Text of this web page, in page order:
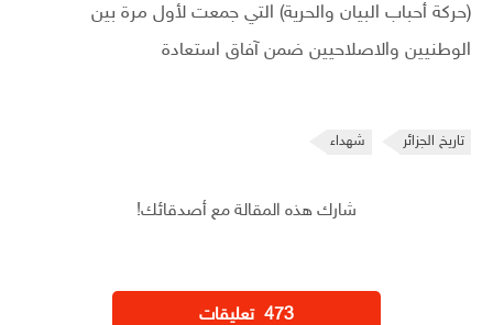
(حركة أحباب البيان والحرية) التي جمعت لأول مرة بين
الوطنيين والاصلاحيين ضمن آفاق استعادة
تاريخ الجزائر شهداء
شارك هذه المقالة مع أصدقائك!
‫473 تعليقات